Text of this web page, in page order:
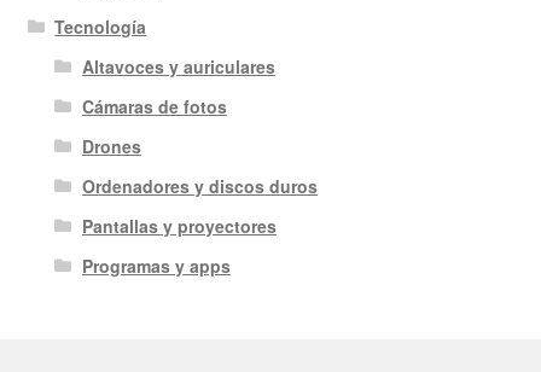
Tecnología
Altavoces y auriculares
Cámaras de fotos
Drones
Ordenadores y discos duros
Pantallas y proyectores
Programas y apps